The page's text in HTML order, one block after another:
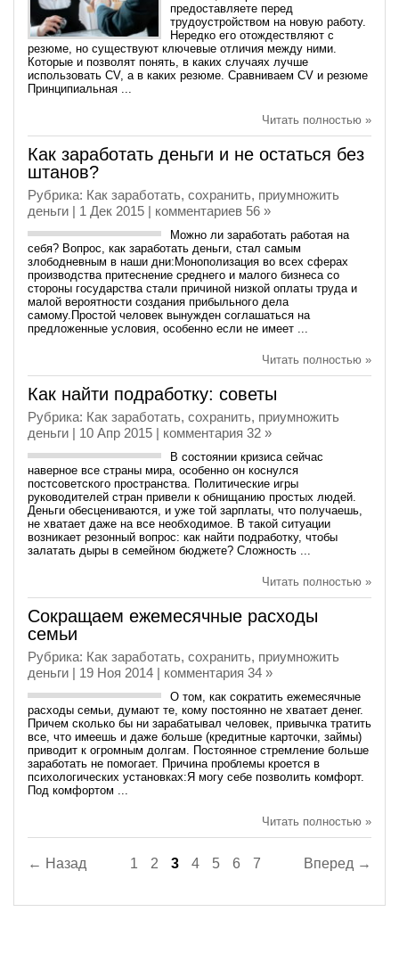
предоставляете перед
трудоустройством на новую работу.
Нередко его отождествляют с
резюме, но существуют ключевые отличия между ними.
Которые и позволят понять, в каких случаях лучше
использовать CV, а в каких резюме. Сравниваем CV и резюме
Принципиальная ...
Читать полностью »
Как заработать деньги и не остаться без
штанов?
Рубрика: Как заработать, сохранить, приумножить
деньги | 1 Дек 2015 | комментариев 56 »
Можно ли заработать работая на
себя? Вопрос, как заработать деньги, стал самым
злободневным в наши дни:Монополизация во всех сферах
производства притеснение среднего и малого бизнеса со
стороны государства стали причиной низкой оплаты труда и
малой вероятности создания прибыльного дела
самому.Простой человек вынужден соглашаться на
предложенные условия, особенно если не имеет ...
Читать полностью »
Как найти подработку: советы
Рубрика: Как заработать, сохранить, приумножить
деньги | 10 Апр 2015 | комментария 32 »
В состоянии кризиса сейчас
наверное все страны мира, особенно он коснулся
постсоветского пространства. Политические игры
руководителей стран привели к обнищанию простых людей.
Деньги обесцениваются, и уже той зарплаты, что получаешь,
не хватает даже на все необходимое. В такой ситуации
возникает резонный вопрос: как найти подработку, чтобы
залатать дыры в семейном бюджете? Сложность ...
Читать полностью »
Сокращаем ежемесячные расходы
семьи
Рубрика: Как заработать, сохранить, приумножить
деньги | 19 Ноя 2014 | комментария 34 »
О том, как сократить ежемесячные
расходы семьи, думают те, кому постоянно не хватает денег.
Причем сколько бы ни зарабатывал человек, привычка тратить
все, что имеешь и даже больше (кредитные карточки, займы)
приводит к огромным долгам. Постоянное стремление больше
заработать не помогает. Причина проблемы кроется в
психологических установках:Я могу себе позволить комфорт.
Под комфортом ...
Читать полностью »
Вперед →
← Назад 1 2 3 4 5 6 7